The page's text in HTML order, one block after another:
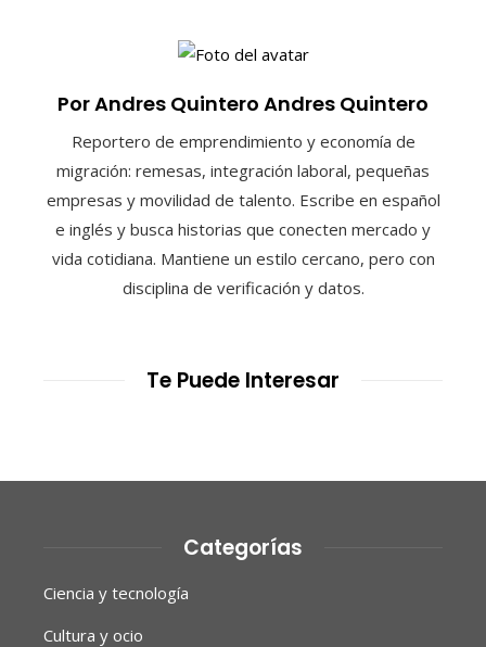
Por Andres Quintero Andres Quintero
Reportero de emprendimiento y economía de
migración: remesas, integración laboral, pequeñas
empresas y movilidad de talento. Escribe en español
e inglés y busca historias que conecten mercado y
vida cotidiana. Mantiene un estilo cercano, pero con
disciplina de verificación y datos.
Te Puede Interesar
Categorías
Ciencia y tecnología
Cultura y ocio